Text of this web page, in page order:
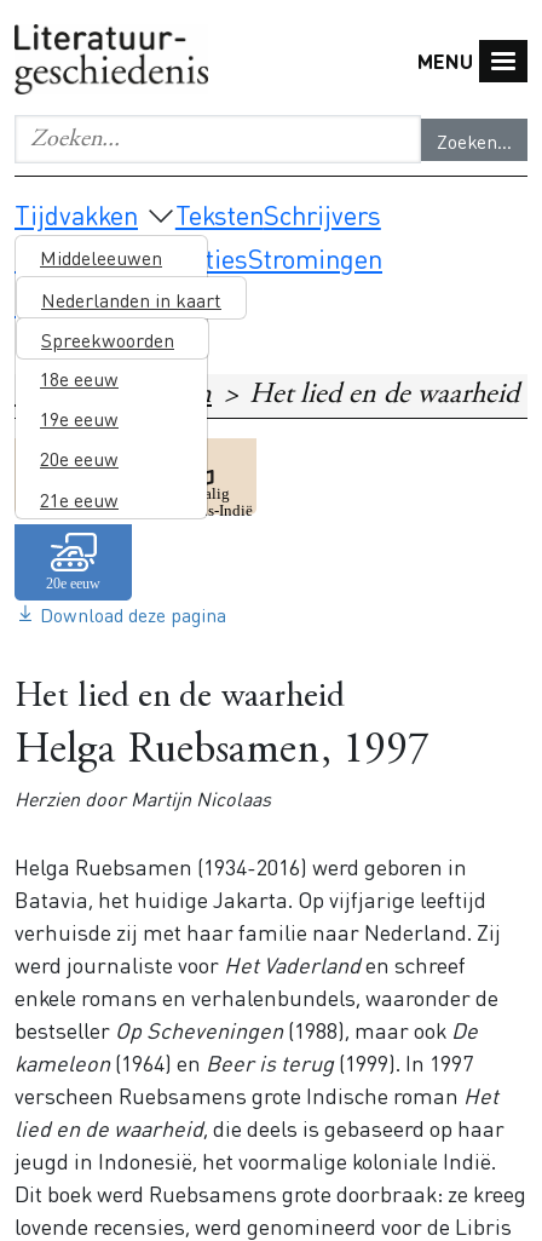
MENU
Zoeken...
Geef de woorden op waar je naar wilt zoeken.
Main navigation
Tijdvakken
Middeleeuwen
Nederlanden in kaart
16e eeuw
Spreekwoorden
17e eeuw
18e eeuw
19e eeuw
20e eeuw
21e eeuw
TekstenSchrijvers
Thema's & selectiesStromingen
Lesmateriaal
Home Teksten Het lied en de waarheid
Image
Kolonialisme
Voormalig
Nederlands-Indië
Download deze pagina
Het lied en de waarheid
Helga Ruebsamen, 1997
Herzien door Martijn Nicolaas
Helga Ruebsamen (1934-2016) werd geboren in
Batavia, het huidige Jakarta. Op vijfjarige leeftijd
verhuisde zij met haar familie naar Nederland. Zij
werd journaliste voor Het Vaderlanden schreef
enkele romans en verhalenbundels, waaronder de
bestseller Op Scheveningen(1988), maar ook De
kameleon(1964) en Beer is terug(1999). In 1997
verscheen Ruebsamens grote Indische roman Het
lied en de waarheid, die deels is gebaseerd op haar
jeugd in Indonesië, het voormalige koloniale Indië.
Dit boek werd Ruebsamens grote doorbraak: ze kreeg
lovende recensies, werd genomineerd voor de Libris